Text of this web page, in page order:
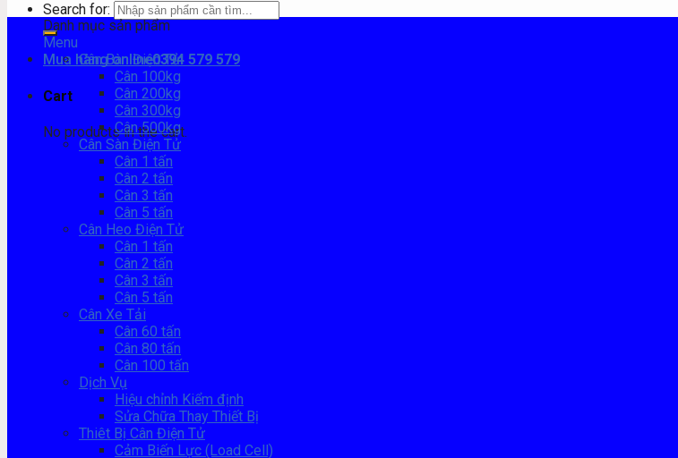
Search for:
Mua hàng online0394 579 579
Cart
No products in the cart.
Danh mục sản phẩm
Menu
Cân Bàn Điện Tử
Cân 100kg
Cân 200kg
Cân 300kg
Cân 500kg
Cân Sàn Điện Tử
Cân 1 tấn
Cân 2 tấn
Cân 3 tấn
Cân 5 tấn
Cân Heo Điện Tử
Cân 1 tấn
Cân 2 tấn
Cân 3 tấn
Cân 5 tấn
Cân Xe Tải
Cân 60 tấn
Cân 80 tấn
Cân 100 tấn
Dịch Vụ
Hiệu chỉnh Kiểm định
Sửa Chữa Thay Thiết Bị
Thiêt Bị Cân Điện Tử
Cảm Biến Lực (Load Cell)